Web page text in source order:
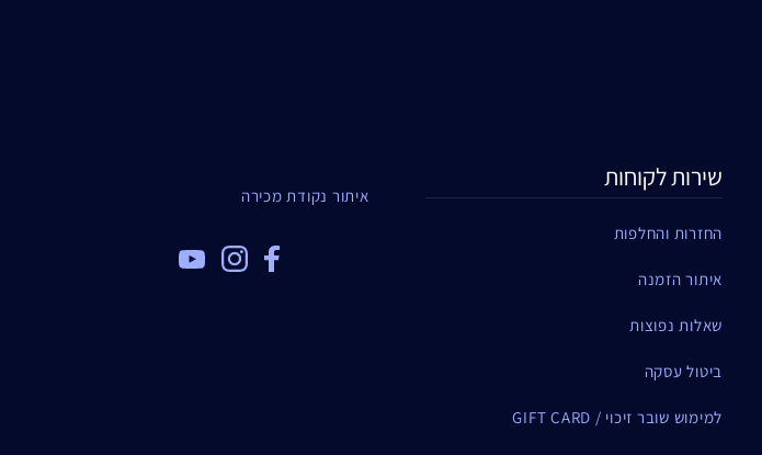
שירות לקוחות
החזרות והחלפות
איתור הזמנה
שאלות נפוצות
ביטול עסקה
למימוש שובר זיכוי / GIFT CARD
איתור נקודת מכירה